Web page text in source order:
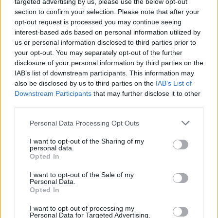
section to confirm your selection. Please note that after your
opt-out request is processed you may continue seeing
interest-based ads based on personal information utilized by
us or personal information disclosed to third parties prior to
your opt-out. You may separately opt-out of the further
disclosure of your personal information by third parties on the
IAB’s list of downstream participants. This information may
also be disclosed by us to third parties on the IAB’s List of
Downstream Participants that may further disclose it to other
Personal Data Processing Opt Outs
I want to opt-out of the Sharing of my
personal data.
Opted In
I want to opt-out of the Sale of my
Personal Data.
Opted In
I want to opt-out of processing my
Personal Data for Targeted Advertising.
Mbps in
Download Speed ​​Experience
, più veloce di quello che si
è visto nelle altre tre regioni, sebbene tutti abbiano goduto di
velocità superiori a 35 Mbps. Gli utenti di Opensignal nella
regione della montagna alpina hanno sperimentato in media 35,2
Mbps di velocità di download, ovvero solo 1,4, 1,7 e 6,3 Mbps in
meno rispetto alle tre regioni di bassa terra.
L’esperienza sulla velocità di upload degli utenti di Opensignal
nelle quattro aree geografiche svizzere varia da 10,5 Mbps a 14,3
Mbps. Ancora una volta, i clienti sull’altopiano svizzero hanno
utenti nella regione alpina della montagna hanno avuto
un’esperienza relativamente più lenta.
Mentre i due terzi della popolazione vivono sull’altopiano
svizzero, gli operatori mobili mirano a distribuire reti 5G
attraverso le varie regioni della Svizzera, compresi i più remoti